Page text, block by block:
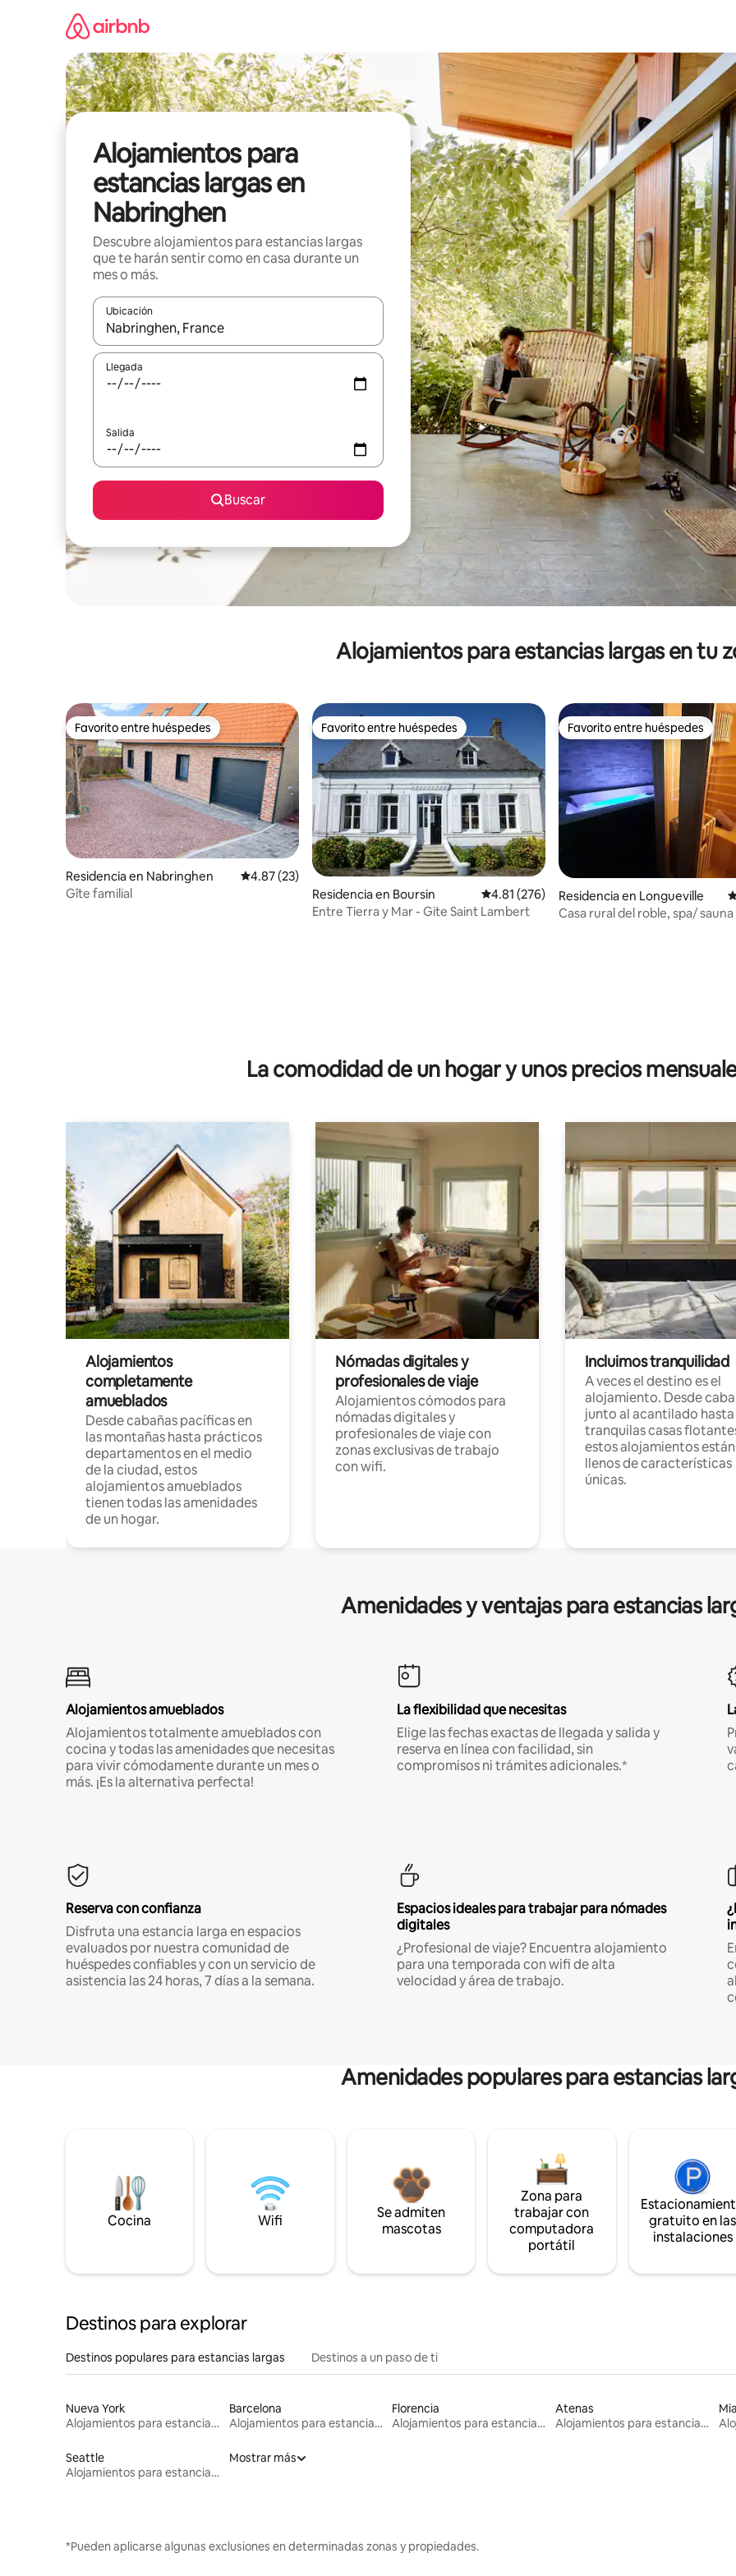
Alojamientos para
estancias largas en
Nabringhen
Descubre alojamientos para estancias largas
que te harán sentir como en casa durante un
mes o más.
Ubicación
Cuando los resultados estén disponibles, podrás navegar usando las teclas de las flechas hacia arriba y hacia abajo, o
Llegada
Salida
Buscar
Alojamientos para estancias largas en tu
Favorito entre huéspedes
Favorito entre huéspedes
Residencia en Nabringhen Calificación promedio: 4.87 de 5; 23 evaluaciones
4.87 (23)
Gîte familial
Favorito entre huéspedes
Favorito entre huéspedes
Residencia en Boursin Calificación promedio: 4.81 de 5; 276
4.81 (276)
Entre Tierra y Mar - Gite Saint Lambert
Favorito entre huéspedes
Favorito entre huéspedes
Residencia en Longueville
Casa rural del roble, spa/
La comodidad de un hogar y unos precios
Alojamientos
completamente
amueblados
Desde cabañas pacíficas en
las montañas hasta prácticos
departamentos en el medio
de la ciudad, estos
alojamientos amueblados
tienen todas las amenidades
de un hogar.
Nómadas digitales y
profesionales de viaje
Alojamientos cómodos para
nómadas digitales y
profesionales de viaje con
zonas exclusivas de trabajo
con wifi.
Incluimos tranquilidad
A veces el destino es el
alojamiento. Desde
junto al acantilado hasta
tranquilas casas
estos alojamientos están
llenos de características
únicas.
Amenidades y ventajas para estancias
Alojamientos amueblados
Alojamientos totalmente amueblados con
cocina y todas las amenidades que necesitas
para vivir cómodamente durante un mes o
más. ¡Es la alternativa perfecta!
La flexibilidad que necesitas
Elige las fechas exactas de llegada y salida y
reserva en línea con facilidad, sin
compromisos ni trámites adicionales.*
Reserva con confianza
Disfruta una estancia larga en espacios
evaluados por nuestra comunidad de
huéspedes confiables y con un servicio de
asistencia las 24 horas, 7 días a la semana.
Espacios ideales para trabajar para nómades
digitales
¿Profesional de viaje? Encuentra alojamiento
para una temporada con wifi de alta
velocidad y área de trabajo.
Amenidades populares para estancias
Cocina Wifi
Se admiten
mascotas
Zona para
trabajar con
computadora
portátil
gratuito en las
instalaciones
Destinos para explorar
Destinos populares para estancias largas Destinos a un paso de ti
Nueva York
Alojamientos para estancias largas
Barcelona
Alojamientos para estancias largas
Florencia
Alojamientos para estancias largas
Atenas
Alojamientos para estancias largas
Seattle
Alojamientos para estancias largas
Mostrar más
*Pueden aplicarse algunas exclusiones en determinadas zonas y propiedades.